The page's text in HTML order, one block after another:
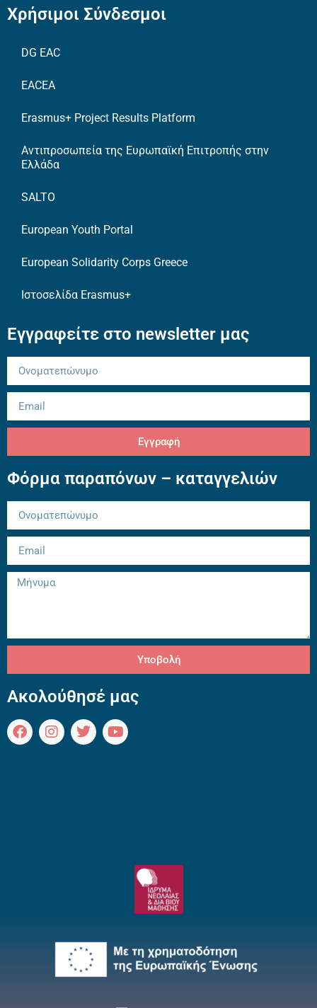
Χρήσιμοι Σύνδεσμοι
DG EAC
EACEA
Erasmus+ Project Results Platform
Αντιπροσωπεία της Ευρωπαϊκή Επιτροπής στην
Ελλάδα
SALTO
European Youth Portal
European Solidarity Corps Greece
Ιστοσελίδα Erasmus+
Εγγραφείτε στο newsletter μας
Εγγραφή
Φόρμα παραπόνων – καταγγελιών
Υποβολή
Ακολούθησέ μας